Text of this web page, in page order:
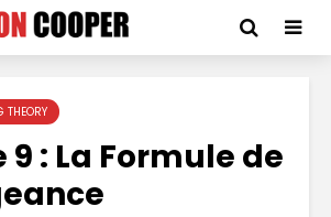
9 : La Formule de